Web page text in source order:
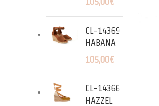
CL-14369
HABANA
105,00€
CL-14366
HAZZEL